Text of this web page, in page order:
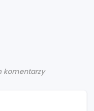
komentarzy